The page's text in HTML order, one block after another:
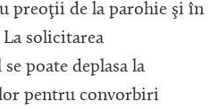
preoţii de la parohie şi în
solicitarea
poate deplasa la
pentru convorbiri